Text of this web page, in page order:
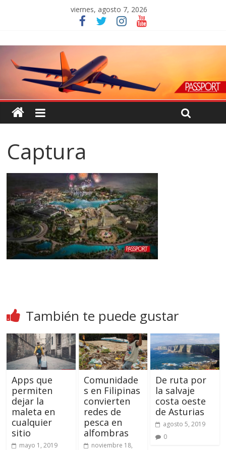
viernes, agosto 7, 2026
Captura
También te puede gustar
Apps que
permiten
dejar la
maleta en
cualquier
sitio
mayo 1, 2019
Comunidade
s en Filipinas
convierten
redes de
pesca en
alfombras
noviembre 18,
De ruta por
la salvaje
costa oeste
de Asturias
agosto 5, 2019
0